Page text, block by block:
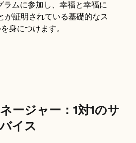
ラムに参加し、幸福と幸福に
が証明されている基礎的なス
身につけます。
ージャー：1対1のサ
イス